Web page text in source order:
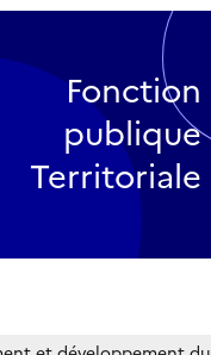
Fonction
publique
Territoriale